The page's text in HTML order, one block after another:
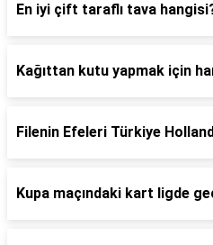
En iyi çift taraflı tava
Kağıttan kutu yapmak için
Filenin Efeleri Türkiye
Kupa maçındaki kart ligde